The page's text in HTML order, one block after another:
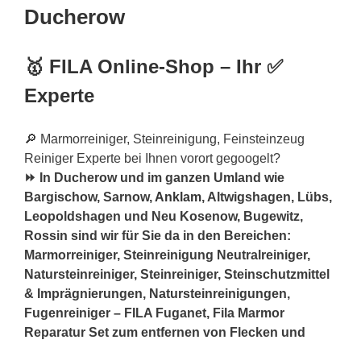
Ducherow
🥇 FILA Online-Shop – Ihr ✅
Experte
🔎 Marmorreiniger, Steinreinigung, Feinsteinzeug
Reiniger Experte bei Ihnen vorort gegoogelt?
⏩ In Ducherow und im ganzen Umland wie
Bargischow, Sarnow, Anklam, Altwigshagen, Lübs,
Leopoldshagen und Neu Kosenow, Bugewitz,
Rossin sind wir für Sie da in den Bereichen:
Marmorreiniger, Steinreinigung Neutralreiniger,
Natursteinreiniger, Steinreiniger, Steinschutzmittel
& Imprägnierungen, Natursteinreinigungen,
Fugenreiniger – FILA Fuganet, Fila Marmor
Reparatur Set zum entfernen von Flecken und